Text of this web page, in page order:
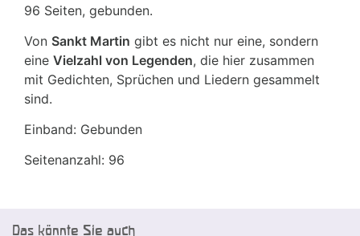
96 Seiten, gebunden.
Von Sankt Martin gibt es nicht nur eine, sondern
eine Vielzahl von Legenden, die hier zusammen
mit Gedichten, Sprüchen und Liedern gesammelt
sind.
Einband: Gebunden
Seitenanzahl: 96
Das könnte Sie auch